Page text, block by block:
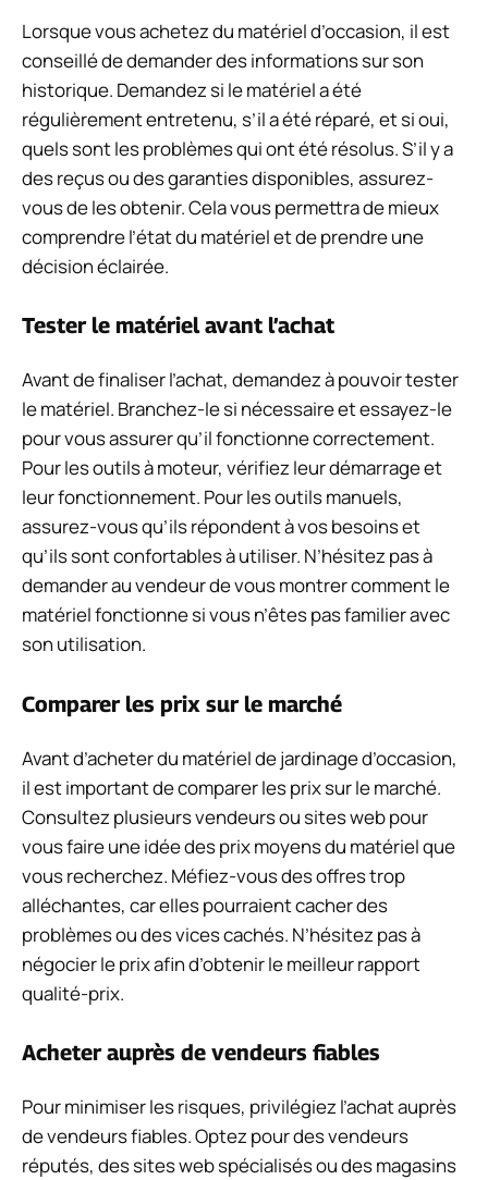
Lorsque vous achetez du matériel d’occasion, il est
conseillé de demander des informations sur son
historique. Demandez si le matériel a été
régulièrement entretenu, s’il a été réparé, et si oui,
quels sont les problèmes qui ont été résolus. S’il y a
des reçus ou des garanties disponibles, assurez-
vous de les obtenir. Cela vous permettra de mieux
comprendre l’état du matériel et de prendre une
décision éclairée.
Tester le matériel avant l’achat
Avant de finaliser l’achat, demandez à pouvoir tester
le matériel. Branchez-le si nécessaire et essayez-le
pour vous assurer qu’il fonctionne correctement.
Pour les outils à moteur, vérifiez leur démarrage et
leur fonctionnement. Pour les outils manuels,
assurez-vous qu’ils répondent à vos besoins et
qu’ils sont confortables à utiliser. N’hésitez pas à
demander au vendeur de vous montrer comment le
matériel fonctionne si vous n’êtes pas familier avec
son utilisation.
Comparer les prix sur le marché
Avant d’acheter du matériel de jardinage d’occasion,
il est important de comparer les prix sur le marché.
Consultez plusieurs vendeurs ou sites web pour
vous faire une idée des prix moyens du matériel que
vous recherchez. Méfiez-vous des offres trop
alléchantes, car elles pourraient cacher des
problèmes ou des vices cachés. N’hésitez pas à
négocier le prix afin d’obtenir le meilleur rapport
qualité-prix.
Acheter auprès de vendeurs fiables
Pour minimiser les risques, privilégiez l’achat auprès
de vendeurs fiables. Optez pour des vendeurs
réputés, des sites web spécialisés ou des magasins